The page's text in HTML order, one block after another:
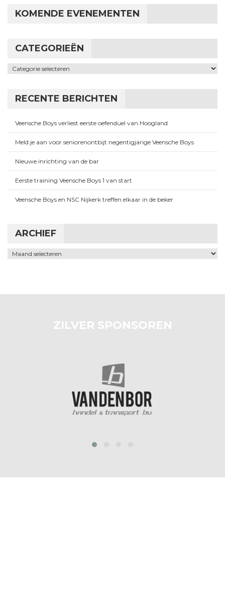
KOMENDE EVENEMENTEN
CATEGORIEËN
Categorieën
RECENTE BERICHTEN
Veensche Boys verliest eerste oefenduel van Hoogland
Meld je aan voor seniorenontbijt negentigjarige Veensche Boys
Nieuwe inrichting van de bar
Eerste training Veensche Boys 1 van start
Veensche Boys en NSC Nijkerk treffen elkaar in de beker
ARCHIEF
Archief
ZILVER SPONSOREN